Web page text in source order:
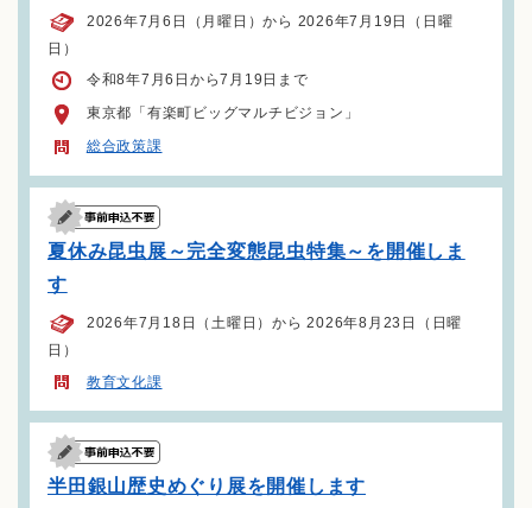
2026年7月6日（月曜日）から 2026年7月19日（日曜
日）
令和8年7月6日から7月19日まで
東京都「有楽町ビッグマルチビジョン」
総合政策課
夏休み昆虫展～完全変態昆虫特集～を開催しま
す
2026年7月18日（土曜日）から 2026年8月23日（日曜
日）
教育文化課
半田銀山歴史めぐり展を開催します